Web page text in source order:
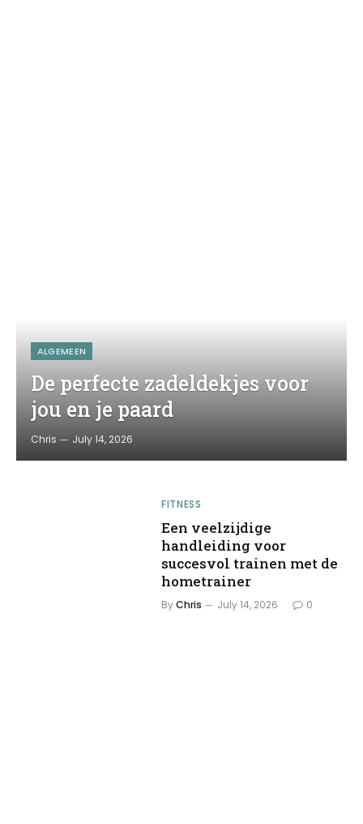
ALGEMEEN
De perfecte zadeldekjes voor
jou en je paard
Chris July 14, 2026
FITNESS
Een veelzijdige
handleiding voor
succesvol trainen met de
hometrainer
ByChris July 14, 2026 0